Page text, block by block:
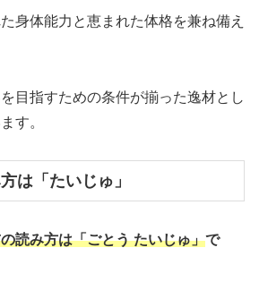
身体能力と恵まれた体格を兼ね備え
目指すための条件が揃った逸材とし
す。
は「たいじゅ」
読み方は「ごとう たいじゅ」で